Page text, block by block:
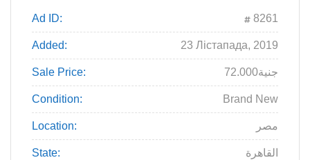
Ad ID: 8261
Added: 23 Лістапада, 2019
Sale Price: 72.000جنية
Condition: Brand New
Location: مصر
State: القاهرة